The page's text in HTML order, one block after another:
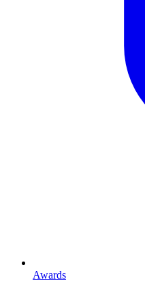
Awards